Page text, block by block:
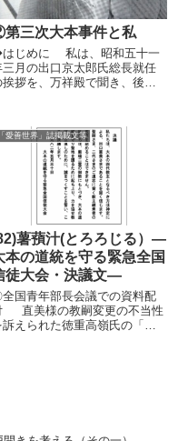
三次大本事件と私
じめに 私は、昭和五十一
三月の出口京太郎氏総長就任
挨拶を、万祥殿で聞き、後
う話も聞いた。聖師様の「ご
格」をご理解できなかったの
ろうか。 昭和五十七年五月
教主継承者変...
「愛善世界」誌掲載文等
薯蕷汁(とろろじる）―
本の道統を守る緊急全国
徒大会・決議文―
全国青年部長会議での資料配
直美様の教嗣変更の不当性
訴えられた徳重高嶺氏の「生